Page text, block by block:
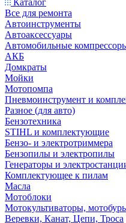
Каталог
Все для ремонта
Автоинструменты
Автоаксессуары
Автомобильные
АКБ
Домкраты
Мойки
Мотопомпа
Пневмоинструмент и
Разное (для авто)
Бензотехника
STIHL и комплектующие
Бензо- и электротриммера
Бензопилы и электропилы
Генераторы и
Комплектующее к пилам
Масла
Мотоблоки
Мотокультиваторы,
Веревки, Канат, Цепи, Троса